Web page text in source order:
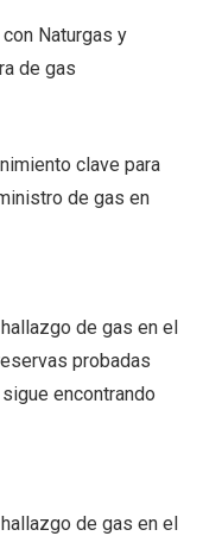
Naturgas y
de gas
clave para
de gas en
de gas en el
probadas
encontrando
de gas en el